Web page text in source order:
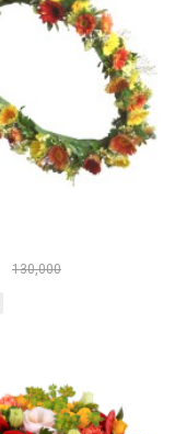
130,000